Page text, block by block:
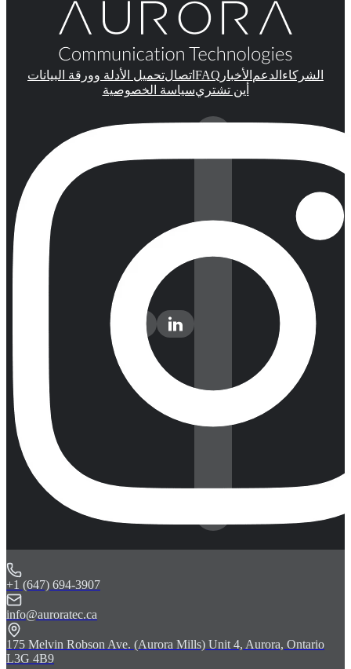
الشركاء الدعم الأخبار FAQ اتصالتحميل الأدلة وورقة البيانات
أين تشتريسياسة الخصوصية
+1 (647) 694-3907
info@auroratec.ca
175 Melvin Robson Ave. (Aurora Mills) Unit 4, Aurora, Ontario
L3G 4B9